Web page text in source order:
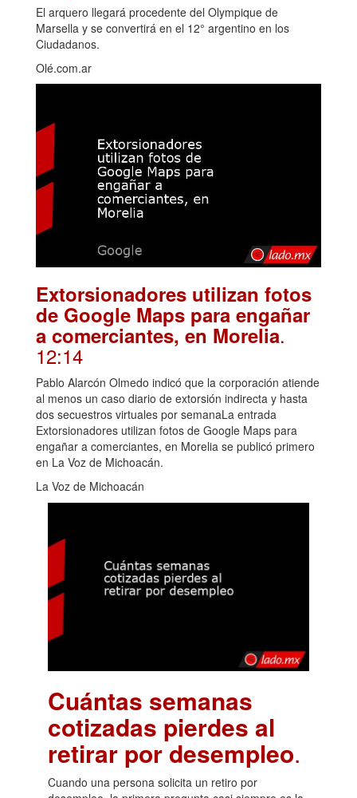
El arquero llegará procedente del Olympique de
Marsella y se convertirá en el 12° argentino en los
Ciudadanos.
Olé.com.ar
Extorsionadores utilizan fotos
de Google Maps para engañar
a comerciantes, en Morelia.
12:14
Pablo Alarcón Olmedo indicó que la corporación atiende
al menos un caso diario de extorsión indirecta y hasta
dos secuestros virtuales por semanaLa entrada
Extorsionadores utilizan fotos de Google Maps para
engañar a comerciantes, en Morelia se publicó primero
en La Voz de Michoacán.
La Voz de Michoacán
Cuántas semanas
cotizadas pierdes al
retirar por desempleo.
Cuando una persona solicita un retiro por